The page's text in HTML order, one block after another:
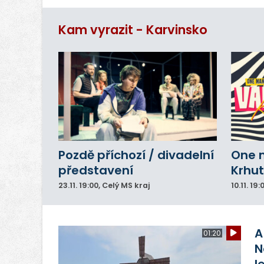
Kam vyrazit - Karvinsko
Pozdě příchozí / divadelní
představení
23.11.19:00, Celý MS kraj
One
Krhut
10.11.
01:20